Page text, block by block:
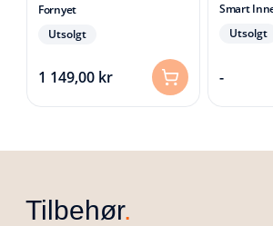
Fornyet
Utsolgt
1 149,00 kr
Smart
Utsolgt
-
Tilbehør.